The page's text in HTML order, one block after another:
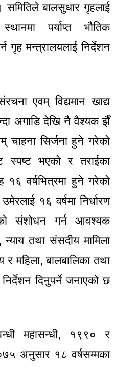
बालसुधार गृहलाई
पर्याप्त भौतिक
गृह मन्त्रालयलाई निर्देशन
एवम् विद्यमान खाद्य
अगाडि देखि नै वैश्यक झैँ
चाहना सिर्जना हुने गरेको
स्पष्ट भएको र तराईका
१६ वर्षभित्रमा हुने गरेको
१६ वर्षमा निर्धारण
संशोधन गर्न आवश्यक
तथा संसदीय मामिला
र महिला, बालबालिका तथा
दिनुपर्ने जनाएको छ
महासन्धी, १९९० र
अनुसार १८ वर्षसम्मका